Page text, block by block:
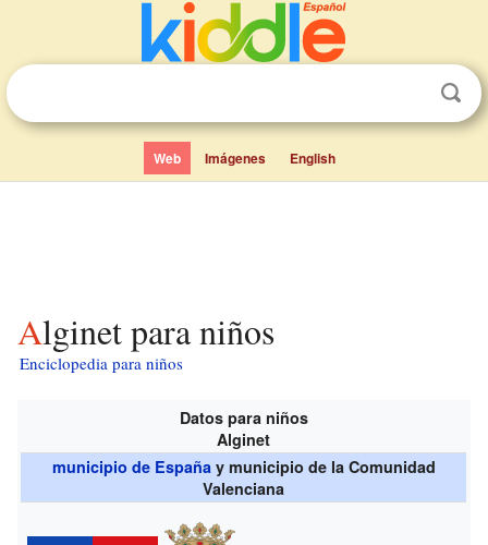
Web Imágenes English
Alginet para niños
Enciclopedia para niños
Datos para niños
Alginet
municipio de España y municipio de la Comunidad
Valenciana